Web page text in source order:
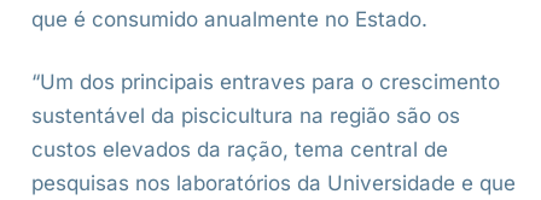
que é consumido anualmente no Estado.
“Um dos principais entraves para o crescimento
sustentável da piscicultura na região são os
custos elevados da ração, tema central de
pesquisas nos laboratórios da Universidade e que